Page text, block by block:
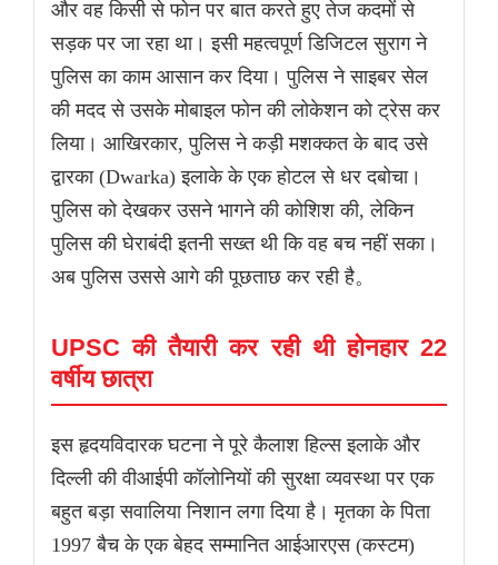
और वह किसी से फोन पर बात करते हुए तेज कदमों से
सड़क पर जा रहा था। इसी महत्वपूर्ण डिजिटल सुराग ने
पुलिस का काम आसान कर दिया। पुलिस ने साइबर सेल
की मदद से उसके मोबाइल फोन की लोकेशन को ट्रेस कर
लिया। आखिरकार, पुलिस ने कड़ी मशक्कत के बाद उसे
द्वारका (Dwarka) इलाके के एक होटल से धर दबोचा।
पुलिस को देखकर उसने भागने की कोशिश की, लेकिन
पुलिस की घेराबंदी इतनी सख्त थी कि वह बच नहीं सका।
अब पुलिस उससे आगे की पूछताछ कर रही है。
UPSC की तैयारी कर रही थी होनहार 22
वर्षीय छात्रा
इस हृदयविदारक घटना ने पूरे कैलाश हिल्स इलाके और
दिल्ली की वीआईपी कॉलोनियों की सुरक्षा व्यवस्था पर एक
बहुत बड़ा सवालिया निशान लगा दिया है। मृतका के पिता
1997 बैच के एक बेहद सम्मानित आईआरएस (कस्टम)